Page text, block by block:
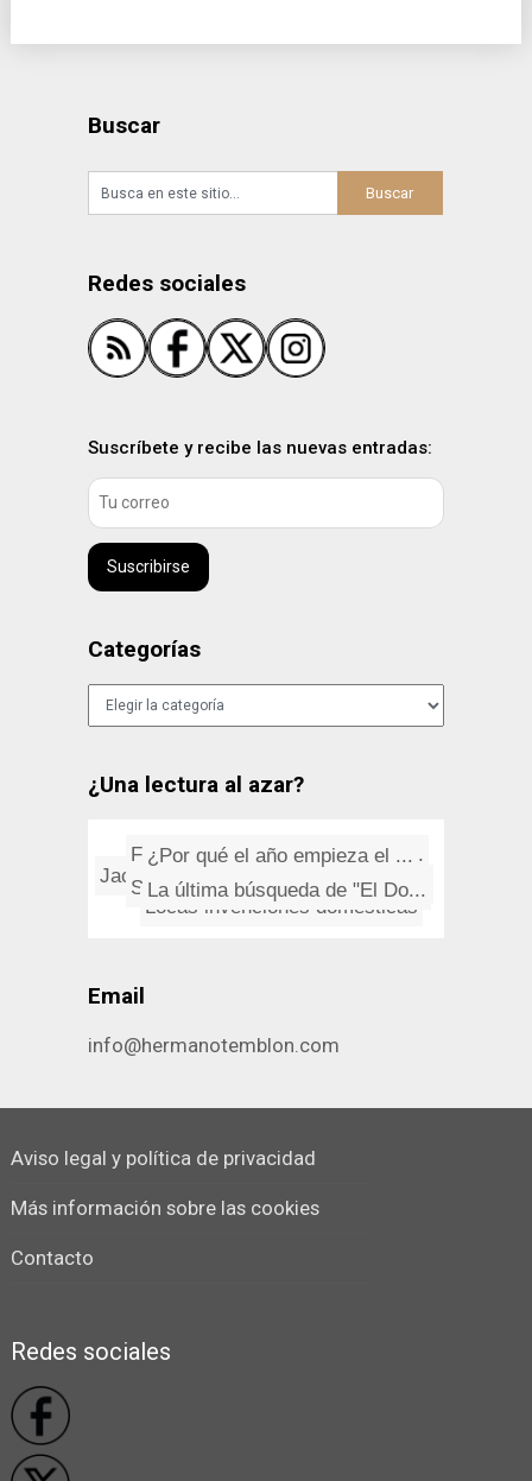
Buscar
Redes sociales
Suscríbete y recibe las nuevas entradas:
Suscribirse
Categorías
Categorías
¿Una lectura al azar?
Cambiar puerto terminal server...
Kano: Another Life
Pink Floyd: Breathe
Jackson Browne: Everywhere I G...
Fred Demara, el rey de los imp...
Salvad nuestro planeta, ¡es e...
El ajedrez boxeo
Locas invenciones domésticas
¿Por qué el año empieza el ...
La última búsqueda de "El Do...
Email
info@hermanotemblon.com
Aviso legal y política de privacidad
Más información sobre las cookies
Contacto
Redes sociales